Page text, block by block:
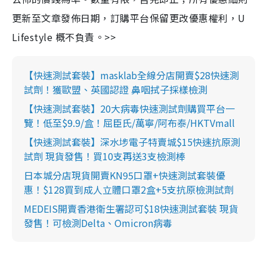
更新至文章發佈日期，訂購平台保留更改優惠權利，U
Lifestyle 概不負責。>>
【快速測試套裝】masklab全線分店開賣$28快速測
試劑！獲歐盟、英國認證 鼻咽拭子採樣檢測
【快速測試套裝】20大病毒快速測試劑購買平台一
覽！低至$9.9/盒！屈臣氏/萬寧/阿布泰/HKTVmall
【快速測試套裝】深水埗電子特賣城$15快速抗原測
試劑 現貨發售！買10支再送3支檢測棒
日本城分店現貨開賣KN95口罩+快速測試套裝優
惠！$128買到成人立體口罩2盒+5支抗原檢測試劑
MEDEIS開賣香港衛生署認可$18快速測試套裝 現貨
發售！可檢測Delta、Omicron病毒